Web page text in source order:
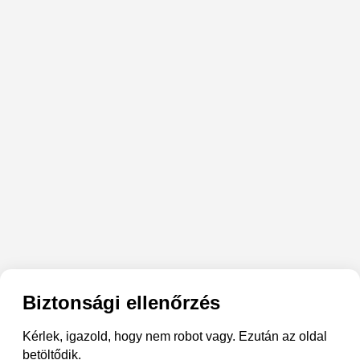
Biztonsági ellenőrzés
Kérlek, igazold, hogy nem robot vagy. Ezután az oldal
betöltődik.